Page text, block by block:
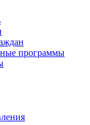
программы